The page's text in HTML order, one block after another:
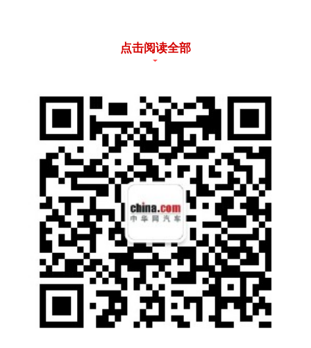
两者相比来看，华境S搭载的华为方案，胜在
已经经过了大量用户和里程的验证，决策逻辑
更贴近家庭用户的日常驾驶习惯，不会让家人
坐得不舒服。对买一台车准备用好几年的家庭
来说，现阶段的成熟稳定和后续还有升级空
间。而零跑D19这边，1280TOPS的算力配合
点击阅读全部